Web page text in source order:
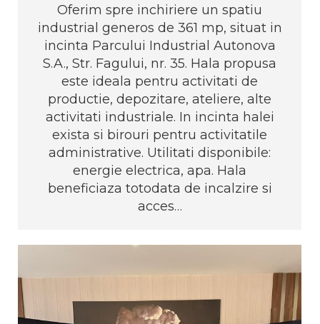
Oferim spre inchiriere un spatiu
industrial generos de 361 mp, situat in
incinta Parcului Industrial Autonova
S.A., Str. Fagului, nr. 35. Hala propusa
este ideala pentru activitati de
productie, depozitare, ateliere, alte
activitati industriale. In incinta halei
exista si birouri pentru activitatile
administrative. Utilitati disponibile:
energie electrica, apa. Hala
beneficiaza totodata de incalzire si
acces…